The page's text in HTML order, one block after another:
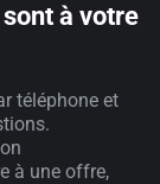
à votre
téléphone et
à une offre,